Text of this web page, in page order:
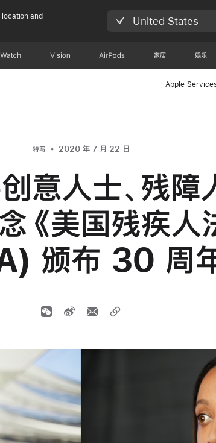
and
United States
Watch Vision AirPods 家居 娱乐
Apple
特写 2020 年 7 月 22 日
意人士、残障
《美国残疾人
颁布 30 周